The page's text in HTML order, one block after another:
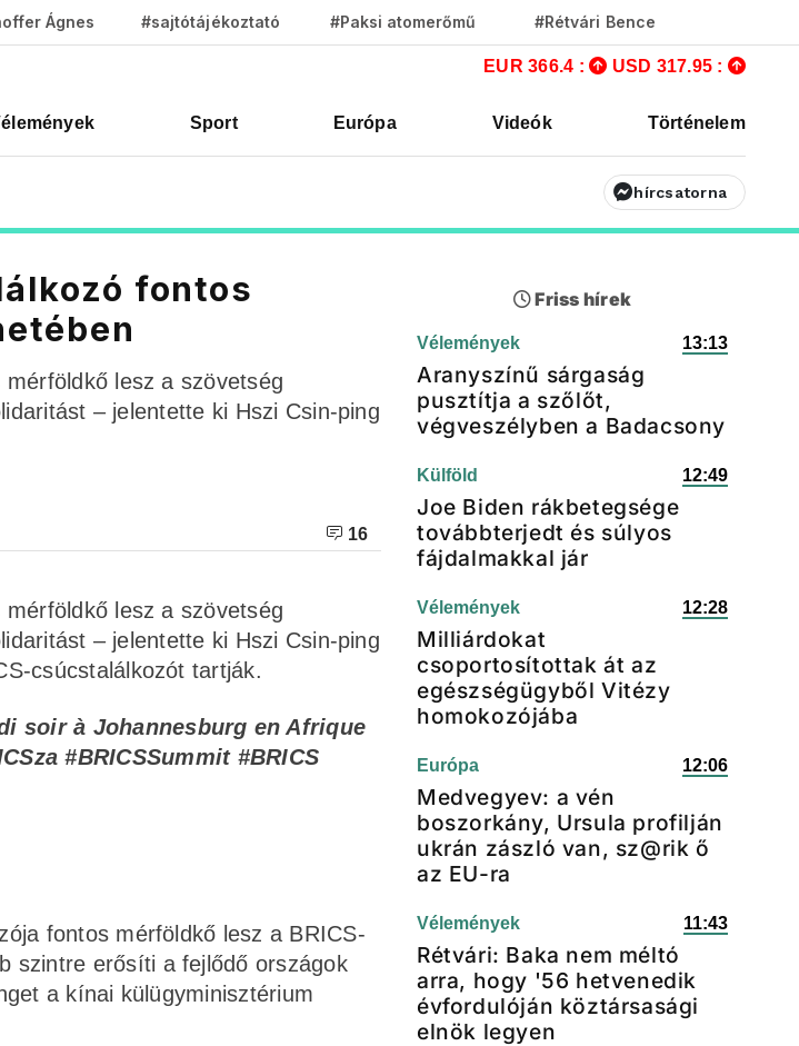
Ágnes #sajtótájékoztató #Paksi atomerőmű #Rétvári Bence
EUR 366.4 : USD 317.95 :
Sport Európa Videók Történelem
hírcsatorna
fontos
lesz a szövetség
– jelentette ki Hszi Csin-ping
16
lesz a szövetség
– jelentette ki Hszi Csin-ping
csúcstalálkozót tartják.
soir à Johannesburg en Afrique
#BRICSSummit #BRICS
fontos mérföldkő lesz a BRICS-
szintre erősíti a fejlődő országok
a kínai külügyminisztérium
Friss hírek
Vélemények 13:13
Aranyszínű sárgaság
pusztítja a szőlőt,
végveszélyben a Badacsony
Külföld 12:49
Joe Biden rákbetegsége
továbbterjedt és súlyos
fájdalmakkal jár
Vélemények 12:28
Milliárdokat
csoportosítottak át az
egészségügyből Vitézy
homokozójába
Európa 12:06
Medvegyev: a vén
boszorkány, Ursula profilján
ukrán zászló van, sz@rik ő
az EU-ra
Vélemények 11:43
Rétvári: Baka nem méltó
arra, hogy '56 hetvenedik
évfordulóján köztársasági
elnök legyen